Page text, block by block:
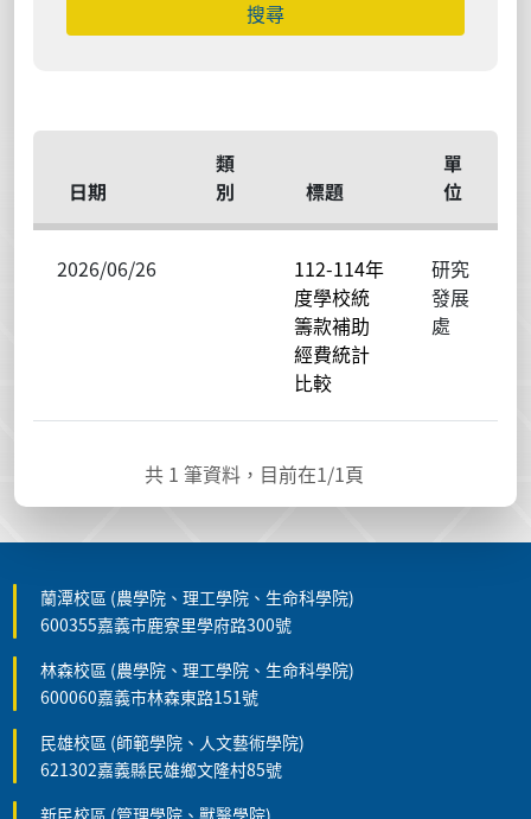
日期
類
別
標題
單
位
2026/06/26
112-114年
度學校統
籌款補助
經費統計
比較
研究
發展
處
共 1 筆資料，目前在1/1頁
蘭潭校區 (農學院、理工學院、生命科學院)
600355嘉義市鹿寮里學府路300號
林森校區 (農學院、理工學院、生命科學院)
600060嘉義市林森東路151號
民雄校區 (師範學院、人文藝術學院)
621302嘉義縣民雄鄉文隆村85號
新民校區 (管理學院、獸醫學院)